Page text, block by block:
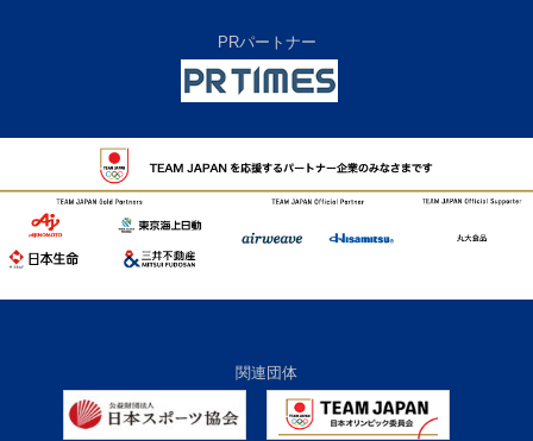
PRパートナー
関連団体